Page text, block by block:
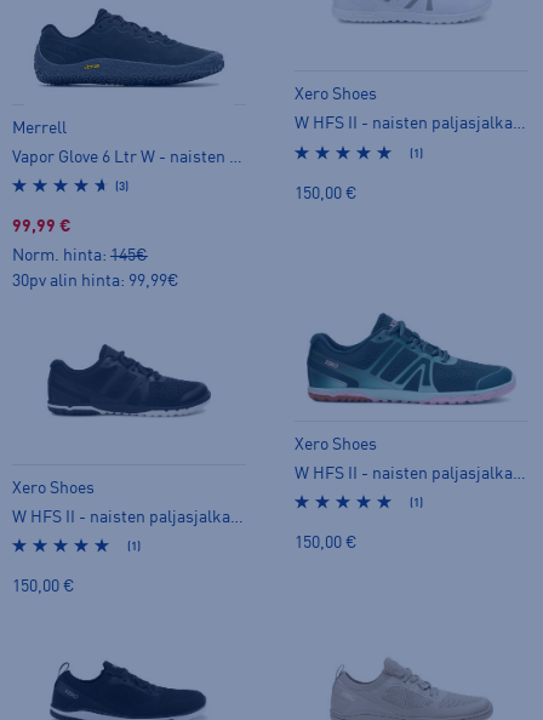
Merrell
(3)
99,99 €
Norm. hinta: 145€
30pv alin hinta: 99,99€
Xero Shoes
W HFS II - naisten paljasjalkakengät
(1)
150,00 €
Xero Shoes
(1)
150,00 €
Xero Shoes
(1)
150,00 €